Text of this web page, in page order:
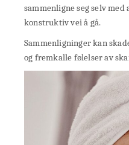
sammenligne seg selv med
konstruktiv vei å gå.
Sammenligninger kan
og fremkalle følelser av